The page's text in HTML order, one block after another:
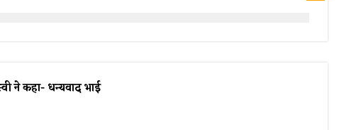
ने कहा- धन्यवाद भाई